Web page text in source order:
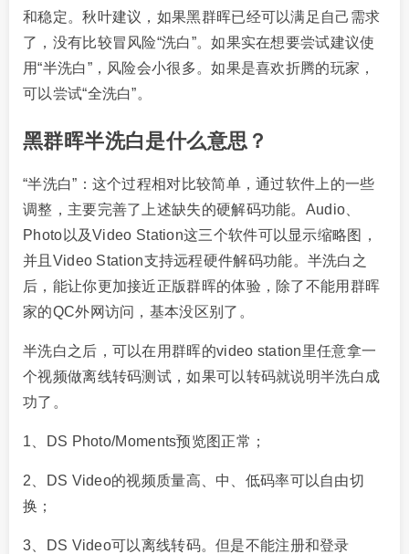
和稳定。秋叶建议，如果黑群晖已经可以满足自己需求
了，没有比较冒风险“洗白”。如果实在想要尝试建议使
用“半洗白”，风险会小很多。如果是喜欢折腾的玩家，
可以尝试“全洗白”。
黑群晖半洗白是什么意思？
“半洗白”：这个过程相对比较简单，通过软件上的一些
调整，主要完善了上述缺失的硬解码功能。Audio、
Photo以及Video Station这三个软件可以显示缩略图，
并且Video Station支持远程硬件解码功能。半洗白之
后，能让你更加接近正版群晖的体验，除了不能用群晖
家的QC外网访问，基本没区别了。
半洗白之后，可以在用群晖的video station里任意拿一
个视频做离线转码测试，如果可以转码就说明半洗白成
功了。
1、DS Photo/Moments预览图正常；
2、DS Video的视频质量高、中、低码率可以自由切
换；
3、DS Video可以离线转码。但是不能注册和登录